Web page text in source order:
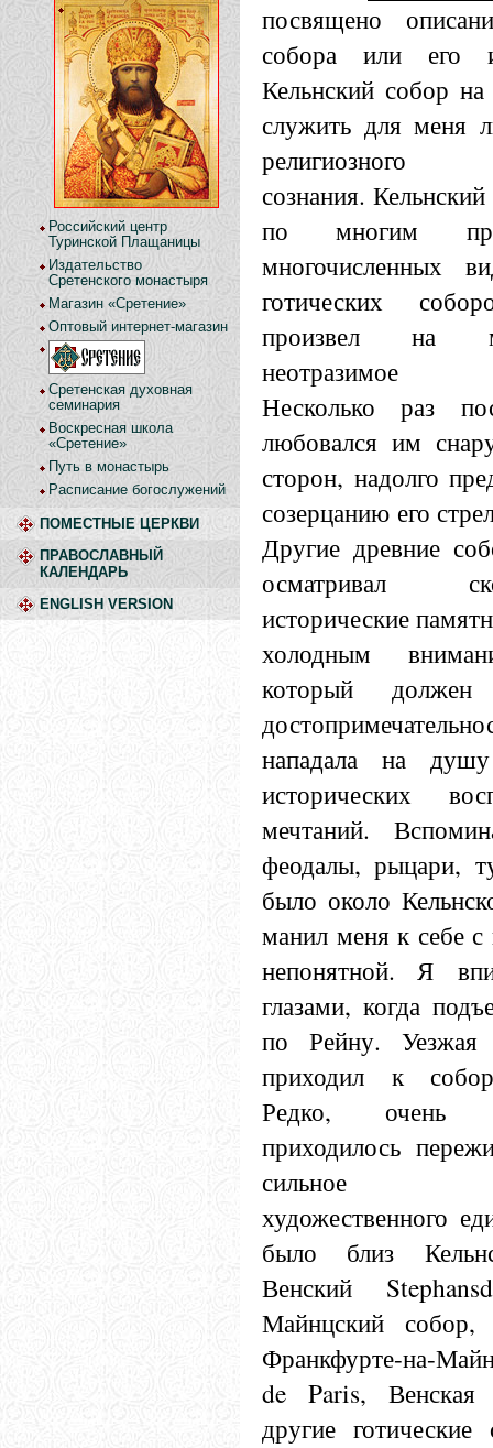
Российский центр
Туринской Плащаницы
Издательство
Сретенского монастыря
Магазин «Сретение»
Оптовый интернет-магазин
Сретенская духовная
семинария
Воскресная школа
«Сретение»
Путь в монастырь
Расписание богослужений
ПОМЕСТНЫЕ ЦЕРКВИ
ПРАВОСЛАВНЫЙ
КАЛЕНДАРЬ
ENGLISH VERSION
посвящено
собора или его
Кельнский собор на
служить для меня
религиозного
сознания.
по многим
многочисленных
готических
произвел на
неотразимое
Несколько раз
любовался им
сторон, надолго
созерцанию его
Другие древние
осматривал
исторические
холодным
который
нападала на
исторических
мечтаний.
феодалы, рыцари,
было около
манил меня к себе с
непонятной. Я
глазами, когда
по Рейну.
приходил к
Редко, очень
приходилось
сильное
художественного
было близ
Венский
Майнцский
Франкфурте-на-
de Paris,
другие готические